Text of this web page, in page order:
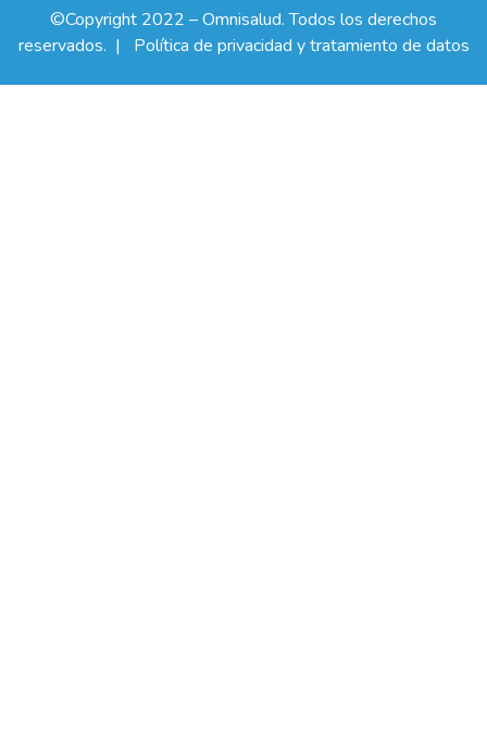
©Copyright 2022 – Omnisalud. Todos los derechos
reservados. |
Política de privacidad y tratamiento de datos